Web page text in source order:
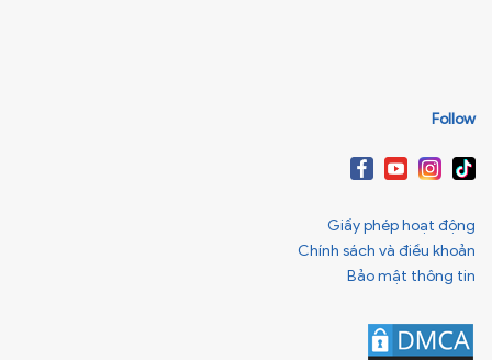
Follow
Giấy phép hoạt động
Chính sách và điều khoản
Bảo mật thông tin